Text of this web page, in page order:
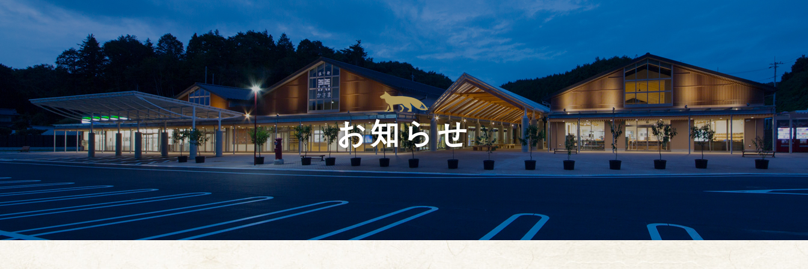
HOME 施設案内 観光情報 交通アクセス お食事 お買い物 イベント
お知らせ